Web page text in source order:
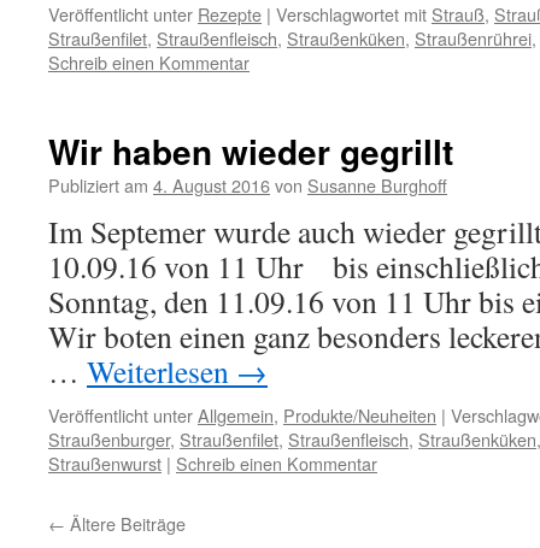
Veröffentlicht unter Rezepte | Verschlagwortet mit Strauß,
Straußenfilet, Straußenfleisch, Straußenküken, Straußenrührei,
Schreib einen Kommentar
Wir haben wieder gegrillt
Publiziert am 4. August 2016von Susanne Burghoff
Im Septemer wurde auch wieder
10.09.16 von 11 Uhr bis
Sonntag, den 11.09.16 von 11 Uhr bis
Wir boten einen ganz besonders
… Weiterlesen →
Veröffentlicht unterAllgemein, Produkte/Neuheiten |
Straußenburger, Straußenfilet, Straußenfleisch, Straußenküken
Straußenwurst | Schreib einen Kommentar
← Ältere Beiträge